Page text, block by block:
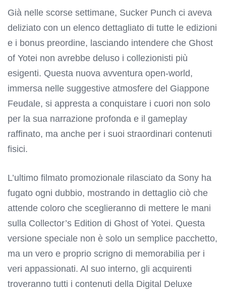
Già nelle scorse settimane, Sucker Punch ci aveva
deliziato con un elenco dettagliato di tutte le edizioni
e i bonus preordine, lasciando intendere che Ghost
of Yotei non avrebbe deluso i collezionisti più
esigenti. Questa nuova avventura open-world,
immersa nelle suggestive atmosfere del Giappone
Feudale, si appresta a conquistare i cuori non solo
per la sua narrazione profonda e il gameplay
raffinato, ma anche per i suoi straordinari contenuti
fisici.
L’ultimo filmato promozionale rilasciato da Sony ha
fugato ogni dubbio, mostrando in dettaglio ciò che
attende coloro che sceglieranno di mettere le mani
sulla Collector’s Edition di Ghost of Yotei. Questa
versione speciale non è solo un semplice pacchetto,
ma un vero e proprio scrigno di memorabilia per i
veri appassionati. Al suo interno, gli acquirenti
troveranno tutti i contenuti della Digital Deluxe